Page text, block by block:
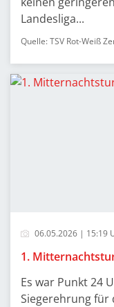
Landesliga...
Quelle: TSV Rot-Weiß
06.05.2026 | 15:19
1.
Es war Punkt 24
Siegerehrung